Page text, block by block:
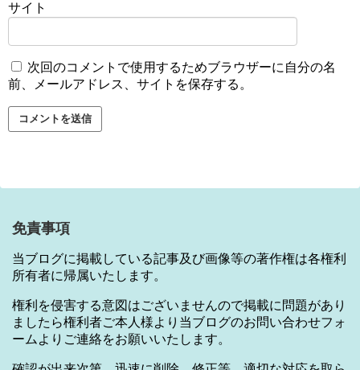
サイト
次回のコメントで使用するためブラウザーに自分の名
前、メールアドレス、サイトを保存する。
免責事項
当ブログに掲載している記事及び画像等の著作権は各権利
所有者に帰属いたします。
権利を侵害する意図はございませんので掲載に問題があり
ましたら権利者ご本人様より当ブログのお問い合わせフォ
ームよりご連絡をお願いいたします。